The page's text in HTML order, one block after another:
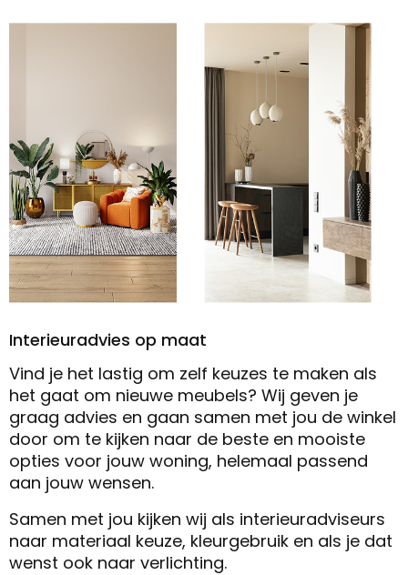
Interieuradvies op maat
Vind je het lastig om zelf keuzes te maken als
het gaat om nieuwe meubels? Wij geven je
graag advies en gaan samen met jou de winkel
door om te kijken naar de beste en mooiste
opties voor jouw woning, helemaal passend
aan jouw wensen.
Samen met jou kijken wij als interieuradviseurs
naar materiaal keuze, kleurgebruik en als je dat
wenst ook naar verlichting.